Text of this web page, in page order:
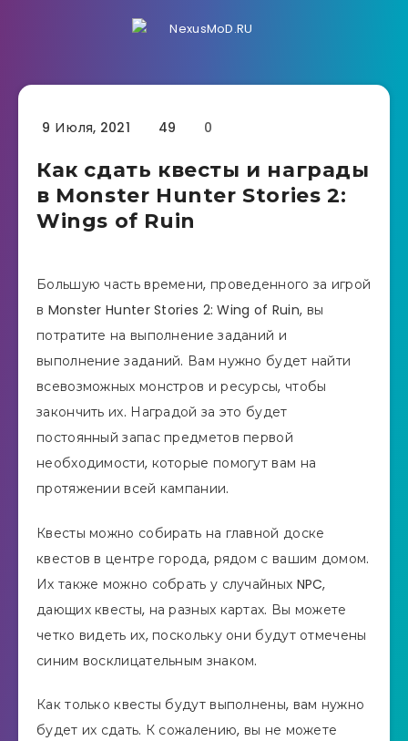
9 Июля, 2021 49 0
Как сдать квесты и награды
в Monster Hunter Stories 2:
Wings of Ruin
Большую часть времени, проведенного за игрой
в Monster Hunter Stories 2: Wing of Ruin, вы
потратите на выполнение заданий и
выполнение заданий. Вам нужно будет найти
всевозможных монстров и ресурсы, чтобы
закончить их. Наградой за это будет
постоянный запас предметов первой
необходимости, которые помогут вам на
протяжении всей кампании.
Квесты можно собирать на главной доске
квестов в центре города, рядом с вашим домом.
Их также можно собрать у случайных NPC,
дающих квесты, на разных картах. Вы можете
четко видеть их, поскольку они будут отмечены
синим восклицательным знаком.
Как только квесты будут выполнены, вам нужно
будет их сдать. К сожалению, вы не можете